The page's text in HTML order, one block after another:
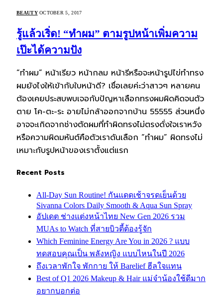
BEAUTY OCTOBER 5, 2017
รู้แล้วเริ่ด! “ทำผม” ตามรูปหน้าเพิ่มความ
เป๊ะได้ความปัง
“ทำผม” หน้าเรียว หน้ากลม หน้ารีหรือจะหน้ารูปไข่ทำทรง
ผมยังไงให้เข้ากับใบหน้าดี? เชื่อเลยค่ะว่าสาวๆ หลายคน
ต้องเคยประสบพบเจอกับปัญหาเลือกทรงผมผิดคิดจนตัว
ตาย โค-ตะ-ระ อายไม่กล้าออกจากบ้าน 55555 ส่วนหนึ่ง
อาจจะเกิดจากช่างตัดผมที่ทำผิดทรงไม่ตรงดั่งใจเราหวัง
หรือความผิดมหันต์คือตัวเราดันเลือก “ทำผม” ผิดทรงไม่
เหมาะกับรูปหน้าของเราตั้งแต่แรก
Recent Posts
All-Day Sun Routine! กันแดดเช้าจรดเย็นด้วย
Sivanna Colors Daily Smooth & Aqua Sun Spray
อัปเดต ช่างแต่งหน้าไทย New Gen 2026 รวม
MUAs to Watch ที่สายบิวตี้ต้องรู้จัก
Which Feminine Energy Are You in 2026 ? แบบ
ทดสอบคุณเป็น พลังหญิง แบบไหนในปี 2026
ถึงเวลาพักใจ พักกาย ให้ Barelief ฮีลใจแทน
Best of Q1 2026 Makeup & Hair แม่จ๋าน้องใช้ดีมาก
อยากบอกต่อ